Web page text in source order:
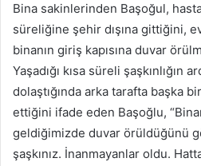
Bina sakinlerinden Başoğul,
süreliğine şehir dışına gittiğini,
binanın giriş kapısına duvar
Yaşadığı kısa süreli şaşkınlığın
dolaştığında arka tarafta başka bir
ettiğini ifade eden Başoğlu,
geldiğimizde duvar örüldüğünü
şaşkınız. İnanmayanlar oldu.